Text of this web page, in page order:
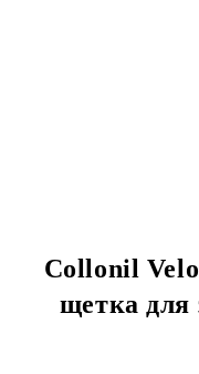
Collonil
щетка для